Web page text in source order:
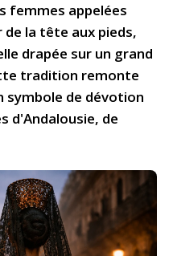
femmes appelées
la tête aux pieds,
drapée sur un grand
tradition remonte
symbole de dévotion
d'Andalousie, de